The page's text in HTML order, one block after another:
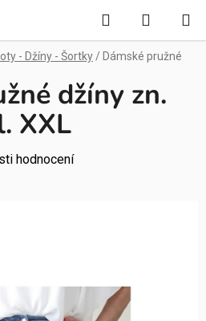
Hledat
KOŠÍK
- Džíny - Šortky / Dámské pružné
džíny zn.
XXL
hodnocení